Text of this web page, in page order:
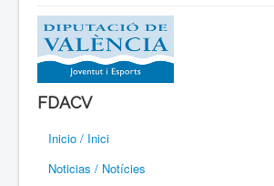
Aeromodelismo / Aeromodelisme
Ala Delta
Paracaidismo / Paracaigudisme
Parapente / Parapent
FDACV
Inicio / Inici
Noticias / Notícies